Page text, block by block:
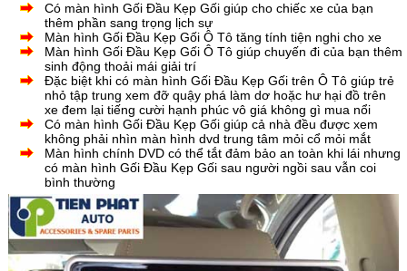
Có màn hình Gối Đầu Kẹp Gối giúp cho chiếc xe của bạn
thêm phần sang trọng lịch sự
Màn hình Gối Đầu Kẹp Gối Ô Tô tăng tính tiện nghi cho xe
Màn hình Gối Đầu Kẹp Gối Ô Tô giúp chuyến đi của bạn thêm
sinh động thoải mái giải trí
Đặc biệt khi có màn hình Gối Đầu Kẹp Gối trên Ô Tô giúp trẻ
nhỏ tập trung xem đỡ quậy phá làm dơ hoặc hư hại đồ trên
xe đem lại tiếng cười hạnh phúc vô giá không gì mua nổi
Có màn hình Gối Đầu Kẹp Gối giúp cả nhà đều được xem
không phải nhìn màn hình dvd trung tâm mỏi cổ mỏi mắt
Màn hình chính DVD có thể tắt đảm bảo an toàn khi lái nhưng
có màn hình Gối Đầu Kẹp Gối sau người ngồi sau vẫn coi
bìnhthường